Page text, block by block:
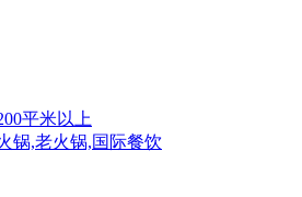
平米以上
锅,老火锅,国际餐饮